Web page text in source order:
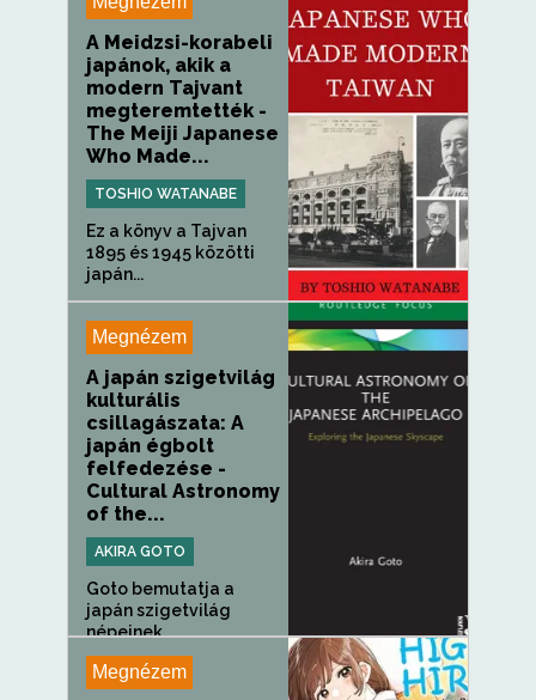
A Meidzsi-korabeli
japánok, akik a
modern Tajvant
megteremtették -
The Meiji Japanese
Who Made...
TOSHIO WATANABE
Ez a könyv a Tajvan
1895 és 1945 közötti
japán...
Megnézem
A japán szigetvilág
kulturális
csillagászata: A
japán égbolt
felfedezése -
Cultural Astronomy
of the...
AKIRA GOTO
Goto bemutatja a
japán szigetvilág
népeinek...
Megnézem